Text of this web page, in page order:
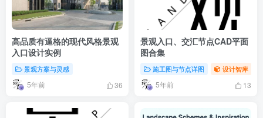
高品质有逼格的现代风格景观
入口设计实例
景观方案与灵感
5年前 36
景观入口、交汇节点CAD平面
图合集
施工图与节点详图 设计智库
5年前 13